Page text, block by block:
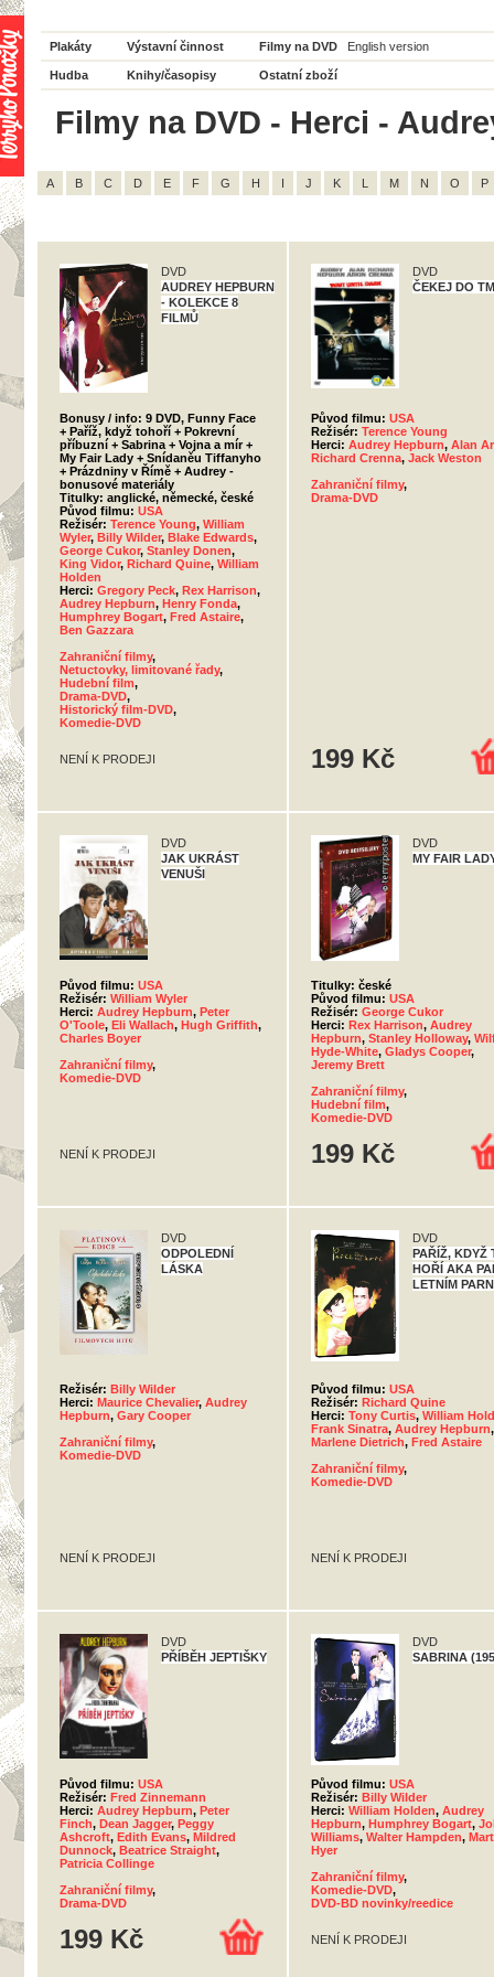
Plakáty Výstavní činnost Filmy na DVD English version
Hudba Knihy/časopisy Ostatní zboží
Filmy na DVD - Herci -
A B C D E F G H I J K L M N O P
DVD
AUDREY HEPBURN
- KOLEKCE 8
FILMŮ
Bonusy / info: 9 DVD, Funny Face
+ Paříž, když tohoří + Pokrevní
příbuzní + Sabrina + Vojna a mír +
My Fair Lady + Snídaněu Tiffanyho
+ Prázdniny v Římě + Audrey -
bonusové materiály
Titulky: anglické, německé, české
Původ filmu: USA
Režisér: Terence Young, William
Wyler, Billy Wilder, Blake Edwards,
George Cukor, Stanley Donen,
King Vidor, Richard Quine, William
Holden
Herci: Gregory Peck, Rex Harrison,
Audrey Hepburn, Henry Fonda,
Humphrey Bogart, Fred Astaire,
Ben Gazzara
Zahraniční filmy,
Netuctovky, limitované řady,
Hudební film,
Drama-DVD,
Historický film-DVD,
Komedie-DVD
NENÍ K PRODEJI
DVD
ČEKEJ DO
Původ filmu: USA
Režisér: Terence Young
Herci: Audrey Hepburn, Alan
Richard Crenna, Jack Weston
Zahraniční filmy,
Drama-DVD
199 Kč
DVD
JAK UKRÁST
VENUŠI
Původ filmu: USA
Režisér: William Wyler
Herci: Audrey Hepburn, Peter
O'Toole, Eli Wallach, Hugh Griffith,
Charles Boyer
Zahraniční filmy,
Komedie-DVD
NENÍ K PRODEJI
DVD
MY FAIR
Titulky: české
Původ filmu: USA
Režisér: George Cukor
Herci: Rex Harrison, Audrey
Hepburn, Stanley Holloway,
Hyde-White, Gladys Cooper,
Jeremy Brett
Zahraniční filmy,
Hudební film,
Komedie-DVD
199 Kč
DVD
ODPOLEDNÍ
LÁSKA
Režisér: Billy Wilder
Herci: Maurice Chevalier, Audrey
Hepburn, Gary Cooper
Zahraniční filmy,
Komedie-DVD
NENÍ K PRODEJI
DVD
PAŘÍŽ, KDYŽ
HOŘÍ AKA
LETNÍM
Původ filmu: USA
Režisér: Richard Quine
Herci: Tony Curtis, William
Frank Sinatra, Audrey Hepburn,
Marlene Dietrich, Fred Astaire
Zahraniční filmy,
Komedie-DVD
NENÍ K PRODEJI
DVD
PŘÍBĚH JEPTIŠKY
Původ filmu: USA
Režisér: Fred Zinnemann
Herci: Audrey Hepburn, Peter
Finch, Dean Jagger, Peggy
Ashcroft, Edith Evans, Mildred
Dunnock, Beatrice Straight,
Patricia Collinge
Zahraniční filmy,
Drama-DVD
199 Kč
DVD
SABRINA
Původ filmu: USA
Režisér: Billy Wilder
Herci: William Holden, Audrey
Hepburn, Humphrey Bogart,
Williams, Walter Hampden,
Hyer
Zahraniční filmy,
Komedie-DVD,
DVD-BD novinky/reedice
NENÍ K PRODEJI